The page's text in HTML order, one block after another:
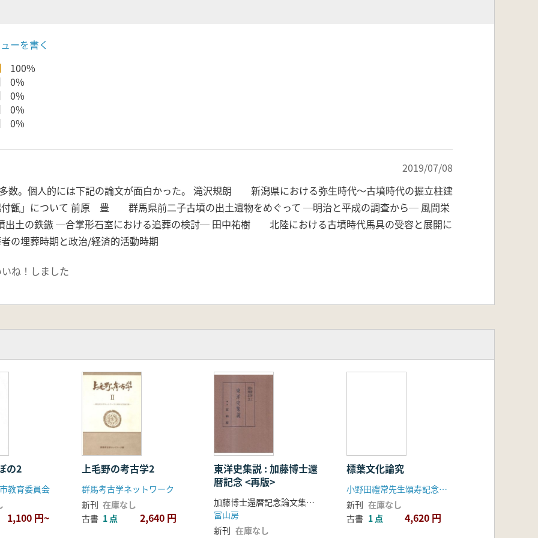
ーを書く
100%
0%
0%
0%
0%
2019/07/08
数。個人的には下記の論文が面白かった。 滝沢規朗 新潟県における弥生時代～古墳時代の掘立柱建
甑」について 前原 豊 群馬県前二子古墳の出土遺物をめぐって ─明治と平成の調査から─ 風間栄
土の鉄鏃 ─合掌形石室における追葬の検討─ 田中祐樹 北陸における古墳時代馬具の受容と展開に
埋葬時期と政治/経済的活動時期
ね！しました
の2
教育委員会
1,100 円~
上毛野の考古学2
群馬考古学ネットワーク
新刊 在庫なし
古書 1 点 2,640 円
東洋史集説 : 加藤博士還
暦記念 <再版>
加藤博士還暦記念論文集刊行会 編
冨山房
新刊 在庫なし
標葉文化論究
小野田禮常先生頌寿記念論集刊行会
新刊 在庫なし
古書 1 点 4,620 円